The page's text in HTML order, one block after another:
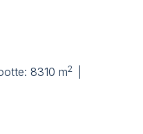
8310 m2